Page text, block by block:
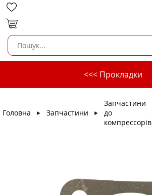
<<< Прокладки
Головна ► Запчастини ►
Запчастини
до
компрессорів